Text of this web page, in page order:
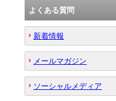
よくある質問
新着情報
メールマガジン
ソーシャルメディア